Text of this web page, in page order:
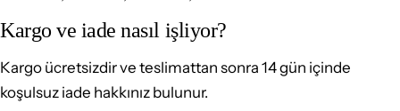
Kargo ve iade nasıl işliyor?
Kargo ücretsizdir ve teslimattan sonra 14 gün içinde
koşulsuz iade hakkınız bulunur.